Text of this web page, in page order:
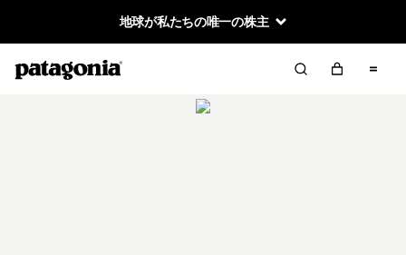
地球が私たちの唯一の株主